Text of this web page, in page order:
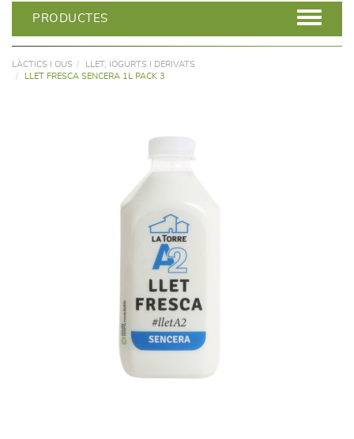
PRODUCTES
LÀCTICS I OUS
LLET, IOGURTS I DERIVATS
LLET FRESCA SENCERA 1L PACK 3